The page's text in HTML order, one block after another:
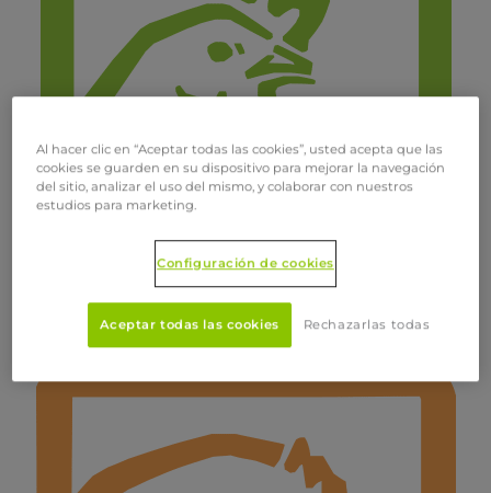
Aves de postura
Al hacer clic en “Aceptar todas las cookies”, usted acepta que las
cookies se guarden en su dispositivo para mejorar la navegación
del sitio, analizar el uso del mismo, y colaborar con nuestros
estudios para marketing.
Configuración de cookies
Rechazarlas todas
Aceptar todas las cookies